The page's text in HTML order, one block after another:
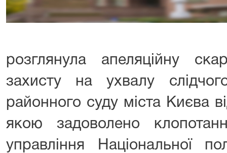
розглянула апеляційну
захисту на ухвалу
районного суду міста Києва
якою задоволено
управління Національної